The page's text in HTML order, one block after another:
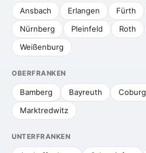
Ansbach Erlangen Fürth
Nürnberg
Pleinfeld Roth
Weißenburg
OBERFRANKEN
Bamberg Bayreuth Coburg
Marktredwitz
UNTERFRANKEN